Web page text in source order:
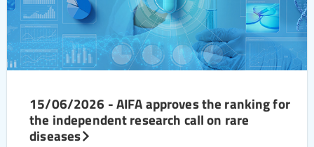
15/06/2026 - AIFA approves the ranking for
the independent research call on rare
diseases